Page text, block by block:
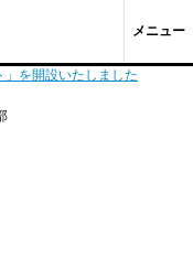
メニュー
」を開設いたしました